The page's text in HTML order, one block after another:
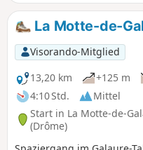
La Motte-de-
Visorando-Mitglied
13,20 km
+125 m
4:10 Std.
Mittel
Start in La Motte-de-
(Drôme)